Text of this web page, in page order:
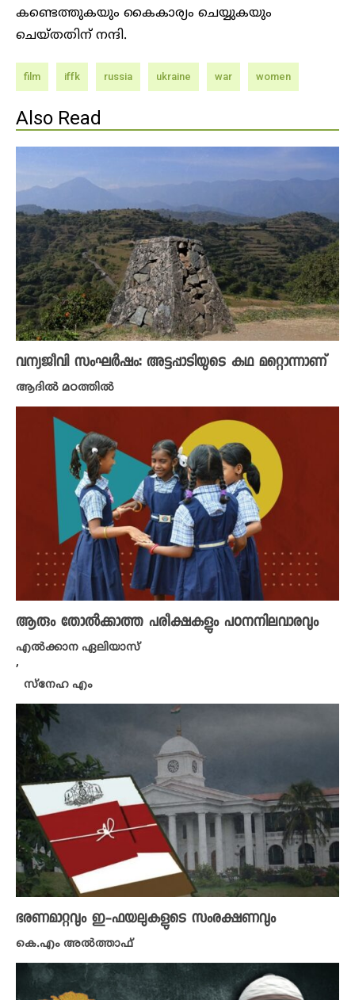
കണ്ടെത്തുകയും കൈകാര്യം ചെയ്യുകയും
ചെയ്തതിന് നന്ദി.
film iffk russia ukraine war women
Also Read
വന്യജീവി സംഘർഷം: അട്ടപ്പാടിയുടെ കഥ മറ്റൊന്നാണ്
ആദിൽ മഠത്തിൽ
ആരും തോൽക്കാത്ത പരീക്ഷകളും പഠനനിലവാരവും
എൽക്കാന ഏലിയാസ്
,
സ്നേഹ എം
ഭരണമാറ്റവും ഇ-ഫയലുകളുടെ സംരക്ഷണവും
കെ.എം അല്‍ത്താഫ്